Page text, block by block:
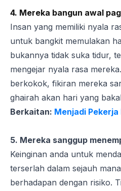
4. Mereka bangun awal
Insan yang memiliki nyala
untuk bangkit memulakan
bukannya tidak suka tidur,
mengejar nyala rasa
berkokok, fikiran mereka
ghairah akan hari yang
Berkaitan: Menjadi
5. Mereka sanggup
Keinginan anda untuk
terserlah dalam sejauh
berhadapan dengan risiko.